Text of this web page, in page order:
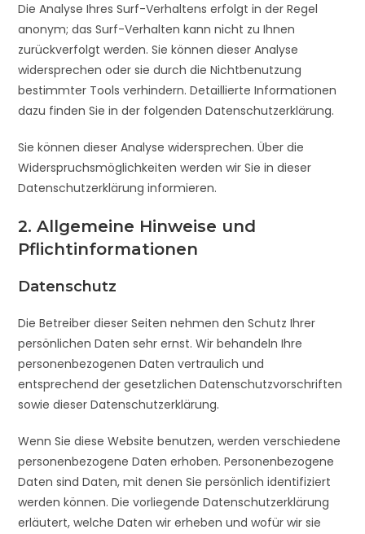
Die Analyse Ihres Surf-Verhaltens erfolgt in der Regel
anonym; das Surf-Verhalten kann nicht zu Ihnen
zurückverfolgt werden. Sie können dieser Analyse
widersprechen oder sie durch die Nichtbenutzung
bestimmter Tools verhindern. Detaillierte Informationen
dazu finden Sie in der folgenden Datenschutzerklärung.
Sie können dieser Analyse widersprechen. Über die
Widerspruchsmöglichkeiten werden wir Sie in dieser
Datenschutzerklärung informieren.
2. Allgemeine Hinweise und
Pflichtinformationen
Datenschutz
Die Betreiber dieser Seiten nehmen den Schutz Ihrer
persönlichen Daten sehr ernst. Wir behandeln Ihre
personenbezogenen Daten vertraulich und
entsprechend der gesetzlichen Datenschutzvorschriften
sowie dieser Datenschutzerklärung.
Wenn Sie diese Website benutzen, werden verschiedene
personenbezogene Daten erhoben. Personenbezogene
Daten sind Daten, mit denen Sie persönlich identifiziert
werden können. Die vorliegende Datenschutzerklärung
erläutert, welche Daten wir erheben und wofür wir sie